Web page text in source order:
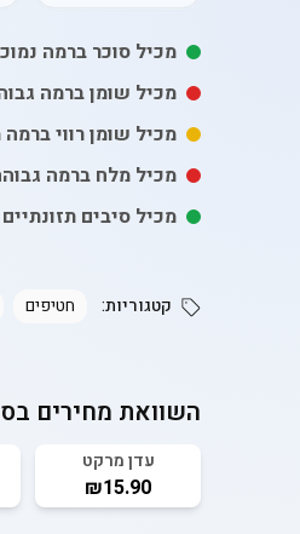
מכיל סוכר ברמה
מכיל שומןברמה
מכיל שומן רוויברמה
מכיל מלח ברמה
מכיל סיבים
קטגוריות: חטיפים
השוואת מחירים
עדן מרקט
₪15.90